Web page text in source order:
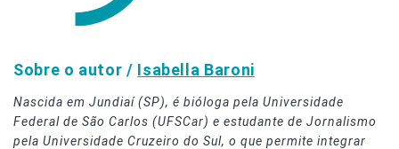
Sobre o autor / Isabella Baroni
Nascida em Jundiaí (SP), é bióloga pela Universidade
Federal de São Carlos (UFSCar) e estudante de Jornalismo
pela Universidade Cruzeiro do Sul, o que permite integrar